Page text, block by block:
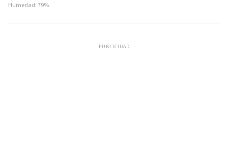
Humedad: 79%
PUBLICIDAD